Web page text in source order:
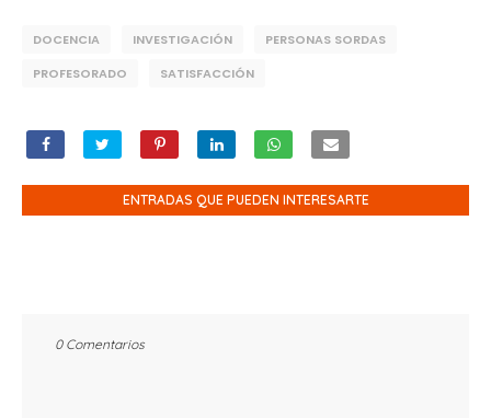
DOCENCIA INVESTIGACIÓN
PERSONAS SORDAS
PROFESORADO
SATISFACCIÓN
ENTRADAS QUE PUEDEN INTERESARTE
0 Comentarios